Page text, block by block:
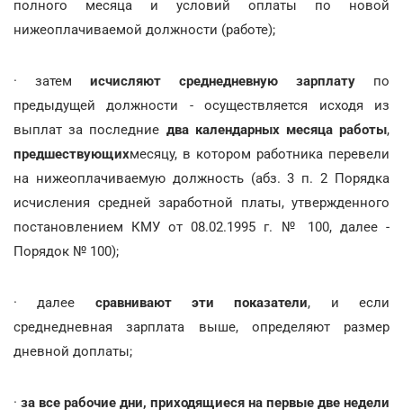
полного месяца и условий оплаты по новой
нижеоплачиваемой должности (работе);
· затем исчисляют среднедневную зарплату по
предыдущей должности - осуществляется исходя из
выплат за последние два календарных месяца работы,
предшествующихмесяцу, в котором работника перевели
на нижеоплачиваемую должность (абз. 3 п. 2 Порядка
исчисления средней заработной платы, утвержденного
постановлением КМУ от 08.02.1995 г. № 100, далее -
Порядок № 100);
· далее сравнивают эти показатели, и если
среднедневная зарплата выше, определяют размер
дневной доплаты;
· за все рабочие дни, приходящиеся на первые две недели